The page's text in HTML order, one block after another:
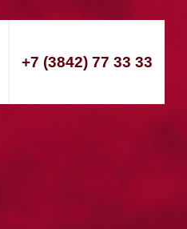
+7 (3842) 77 33 33